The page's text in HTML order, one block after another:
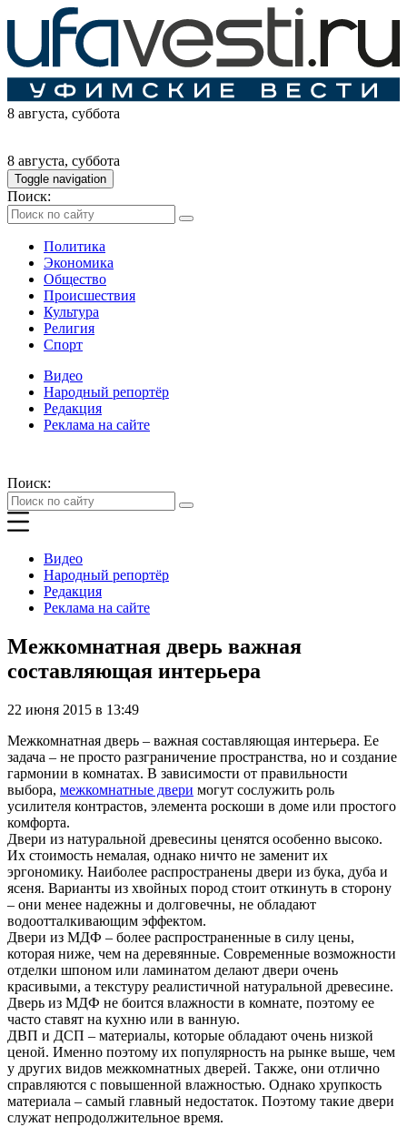
8 августа, суббота
8 августа, суббота
Toggle navigation
Поиск:
Политика
Экономика
Общество
Происшествия
Культура
Религия
Спорт
Видео
Народный репортёр
Редакция
Реклама на сайте
Поиск:
Видео
Народный репортёр
Редакция
Реклама на сайте
Межкомнатная дверь важная
составляющая интерьера
22 июня 2015 в 13:49
Межкомнатная дверь – важная составляющая интерьера. Ее
задача – не просто разграничение пространства, но и создание
гармонии в комнатах. В зависимости от правильности
выбора, межкомнатные двери могут сослужить роль
усилителя контрастов, элемента роскоши в доме или простого
комфорта.
Двери из натуральной древесины ценятся особенно высоко.
Их стоимость немалая, однако ничто не заменит их
эргономику. Наиболее распространены двери из бука, дуба и
ясеня. Варианты из хвойных пород стоит откинуть в сторону
– они менее надежны и долговечны, не обладают
водоотталкивающим эффектом.
Двери из МДФ – более распространенные в силу цены,
которая ниже, чем на деревянные. Современные возможности
отделки шпоном или ламинатом делают двери очень
красивыми, а текстуру реалистичной натуральной древесине.
Дверь из МДФ не боится влажности в комнате, поэтому ее
часто ставят на кухню или в ванную.
ДВП и ДСП – материалы, которые обладают очень низкой
ценой. Именно поэтому их популярность на рынке выше, чем
у других видов межкомнатных дверей. Также, они отлично
справляются с повышенной влажностью. Однако хрупкость
материала – самый главный недостаток. Поэтому такие двери
служат непродолжительное время.